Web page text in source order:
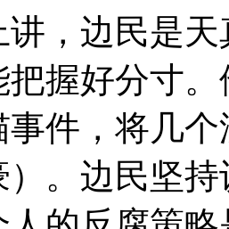
讲，边民是
握好分寸
件，将几
）。边民坚